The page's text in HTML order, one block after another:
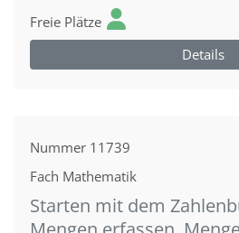
Freie Plätze
Details
Nummer 11739
Fach Mathematik
Starten mit dem